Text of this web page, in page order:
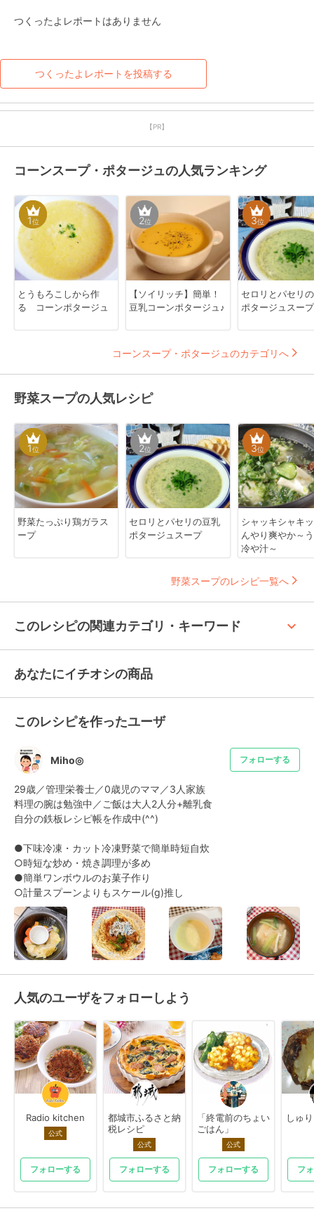
つくったよレポートはありません
つくったよレポートを投稿する
【PR】
コーンスープ・ポタージュの人気ランキング
1位
とうもろこしから作
る コーンポタージュ
2位
【ソイリッチ】簡単！
豆乳コーンポタージュ♪
3位
セロリとパセリ
ポタージュスープ
コーンスープ・ポタージュのカテゴリへ
野菜スープの人気レシピ
1位
野菜たっぷり鶏ガラス
ープ
2位
セロリとパセリの豆乳
ポタージュスープ
3位
シャッキシャキ
んやり爽やか～
冷や汁～
野菜スープのレシピ一覧へ
このレシピの関連カテゴリ・キーワード keyboard_arrow_up
あなたにイチオシの商品
このレシピを作ったユーザ
Miho◎ フォローする
29歳／管理栄養士／0歳児のママ／3人家族
料理の腕は勉強中／ご飯は大人2人分+離乳食
自分の鉄板レシピ帳を作成中(^^)
●下味冷凍・カット冷凍野菜で簡単時短自炊
○時短な炒め・焼き調理が多め
●簡単ワンボウルのお菓子作り
○計量スプーンよりもスケール(g)推し
人気のユーザをフォローしよう
Radio kitchen
公式
フォローする
都城市ふるさと納
税レシピ
公式
フォローする
「終電前のちょい
ごはん」
公式
フォローする
しゅ
フ